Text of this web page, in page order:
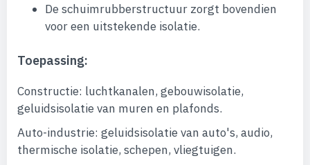
De schuimrubberstructuur zorgt bovendien
voor een uitstekende isolatie.
Toepassing:
Constructie: luchtkanalen, gebouwisolatie,
geluidsisolatie van muren en plafonds.
Auto-industrie: geluidsisolatie van auto's, audio,
thermische isolatie, schepen, vliegtuigen.